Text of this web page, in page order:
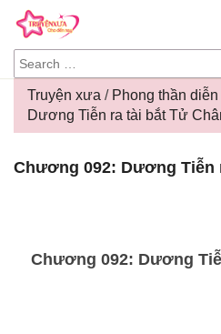
SEARCH
FOR:
Truyện xưa / Phong thần
Dương Tiễn ra tài bắt Tử
tài
Chương 092: Dương Tiễn
Chương 092: Dương